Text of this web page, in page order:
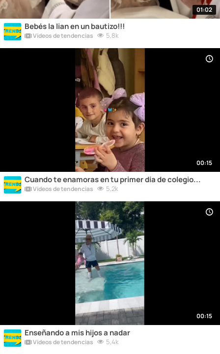
01:02
Bebés la lian en un bautizo!!!
Vídeos de tendencias 5,8k
00:15
Cuando te enamoras en tu primer día de colegio...
Vídeos de tendencias 5,2k
00:15
Enseñando a mis hijos a nadar
Vídeos de tendencias 5,4k